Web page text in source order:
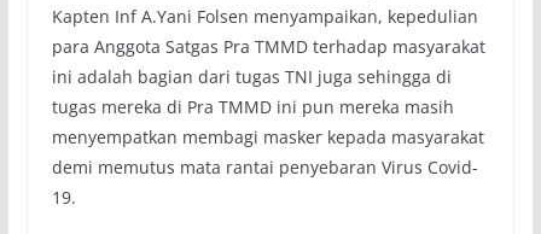
Kapten Inf A.Yani Folsen menyampaikan, kepedulian
para Anggota Satgas Pra TMMD terhadap masyarakat
ini adalah bagian dari tugas TNI juga sehingga di
tugas mereka di Pra TMMD ini pun mereka masih
menyempatkan membagi masker kepada masyarakat
demi memutus mata rantai penyebaran Virus Covid-
19.